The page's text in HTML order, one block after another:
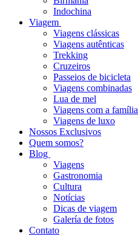
Indochina
Viagem
Viagens clássicas
Viagens autênticas
Trekking
Cruzeiros
Passeios de bicicleta
Viagens combinadas
Lua de mel
Viagens com a família
Viagens de luxo
Nossos Exclusivos
Quem somos?
Blog
Viagens
Gastronomia
Cultura
Notícias
Dicas de viagem
Galería de fotos
Contato